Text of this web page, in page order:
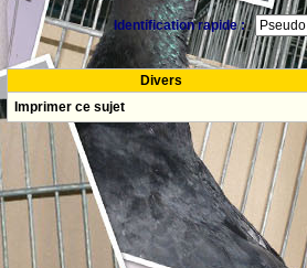
Identification rapide :
Divers
Imprimer ce sujet